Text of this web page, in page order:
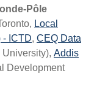
Pôle
Local
- ICTD, CEQ Data
University), Addis
Development